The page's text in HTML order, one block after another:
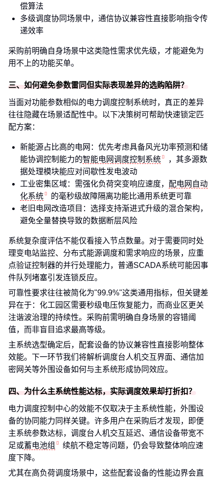
偿算法
多级调度协同场景中，通信协议兼容性直接影响指令传
递效率
采购前明确自身场景中这类隐性需求优先级，才能避免为
用不上的功能买单。
三、如何避免参数雷同但实际表现差异的选购陷阱？
当面对功能参数相似的电力调度控制系统时，真正的差异
往往隐藏在场景适配性中。以下决策树可帮助快速锁定匹
配方案：
新能源占比高的电网：优先考虑具备风光功率预测和储
能协调控制能力的智能电网调度控制系统
，其多源数
据处理模块能应对间歇性发电波动
工业密集区域：需强化负荷突变响应速度， 配电网自动
化系统
的毫秒级故障隔离功能比通用系统更可靠
老旧电网改造项目：选择支持渐进式升级的混合架构，
避免全量替换导致的数据断层风险
系统复杂度评估不能仅看接入节点数量。对于需要同时处
理变电站监控、分布式能源调度和需求响应的场景，应重
点验证控制器的并行处理能力，普通SCADA系统可能因事
件队列堵塞引发连锁反应。
可靠性要求往往被简化为"99.9%"这类通用指标，但关键差
异在于：化工园区需要秒级电压恢复能力，而商业区更关
注谐波治理的持续性。采购前需明确自身场景的容错阈
值，而非盲目追求最高等级。
主系统选型确定后，配套设备的协议兼容性直接影响整体
效能。下一环节我们将解析调度台人机交互界面、通信加
密网关等外围设备如何与主系统形成协同效应。
四、为什么主系统性能达标，实际调度效果却打折扣？
电力调度控制中心的效能不仅取决于主系统性能，外围设
备的协同能力同样关键。许多用户在采购后才发现，即便
主系统参数达标，调度台人机交互延迟、通信设备带宽不
足或蓄电池组
续航不稳定等问题，仍会导致整体响应速
度下降。
尤其在高负荷调度场景中，这些配套设备的性能边界会直